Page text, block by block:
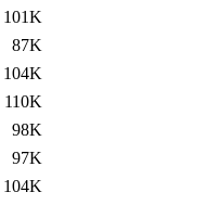
101K
87K
104K
110K
98K
97K
104K